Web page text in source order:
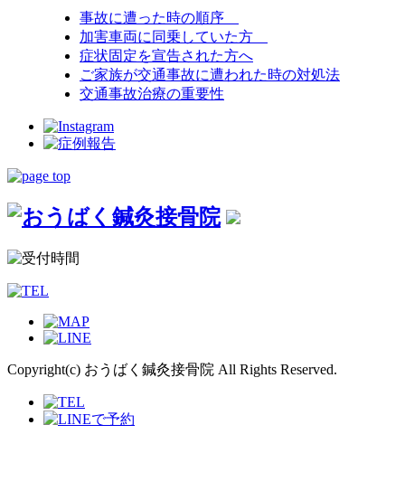
事故に遭った時の順序
加害車両に同乗していた方
症状固定を宣告された方へ
ご家族が交通事故に遭われた時の対処法
交通事故治療の重要性
Copyright(c) おうばく鍼灸接骨院 All Rights Reserved.